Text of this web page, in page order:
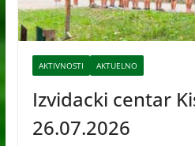
AKTIVNOSTI AKTUELNO
Izvidacki centar
26.07.2026